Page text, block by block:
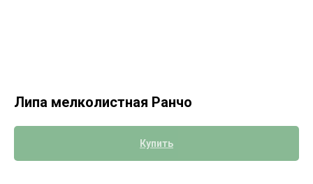
Липа мелколистная Ранчо
Купить